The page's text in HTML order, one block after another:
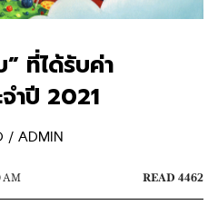
ที่ได้รับค่า
ำปี 2021
/ ADMIN
AM
READ 4462